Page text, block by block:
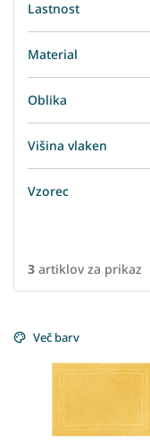
Lastnost
Material
Oblika
Višina vlaken
Vzorec
3 artiklov za prikaz
i
Več barv